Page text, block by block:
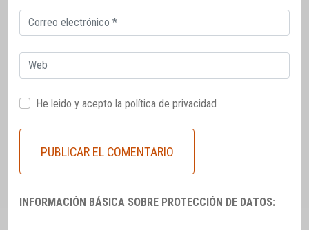
Correo
electrónico
Web
He leido y acepto la política de privacidad
INFORMACIÓN BÁSICA SOBRE PROTECCIÓN DE DATOS: